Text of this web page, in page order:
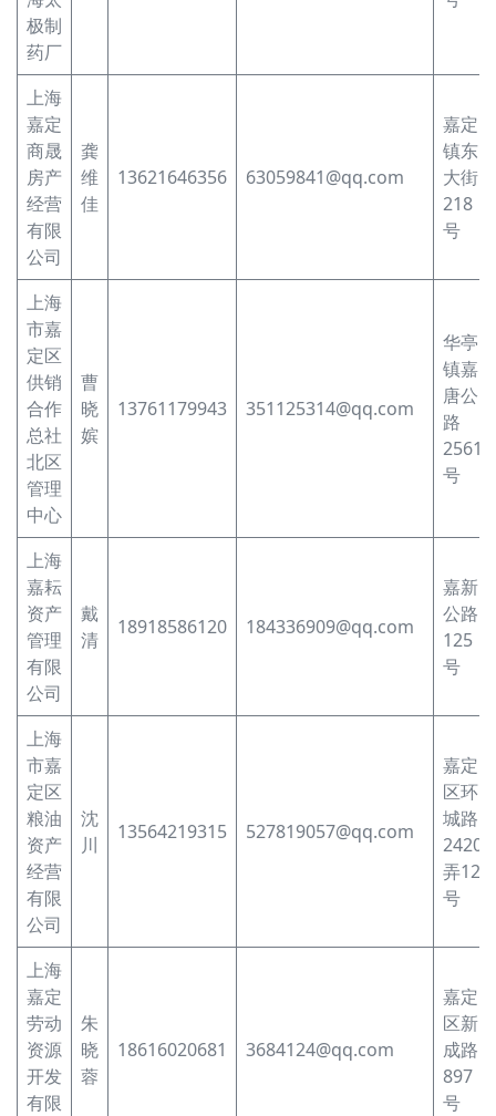
极制
药厂
上海
嘉定
商晟
房产
经营
有限
公司
龚
维
佳
13621646356 63059841@qq.com
嘉定
镇东
大街
218
号
上海
市嘉
定区
供销
合作
总社
北区
管理
中心
曹
晓
嫔
13761179943 351125314@qq.com
华亭
镇嘉
唐公
路
2561
号
上海
嘉耘
资产
管理
有限
公司
戴
清
18918586120 184336909@qq.com
嘉新
公路
125
号
上海
市嘉
定区
粮油
资产
经营
有限
公司
沈
川
13564219315 527819057@qq.com
嘉定
区环
城路
2420
弄12
号
上海
嘉定
劳动
资源
开发
有限
朱
晓
蓉
18616020681 3684124@qq.com
嘉定
区新
成路
897
号